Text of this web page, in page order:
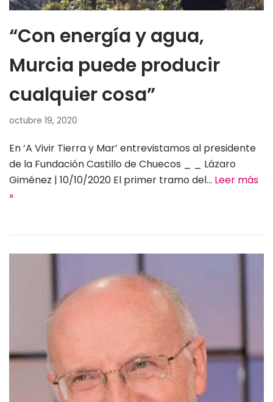
“Con energía y agua,
Murcia puede producir
cualquier cosa”
octubre 19, 2020
En ‘A Vivir Tierra y Mar’ entrevistamos al presidente
de la Fundación Castillo de Chuecos _ _ Lázaro
Giménez | 10/10/2020 El primer tramo del… Leer más
»